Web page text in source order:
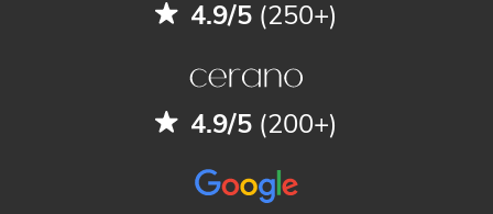
4.9/5 (250+)
4.9/5 (200+)